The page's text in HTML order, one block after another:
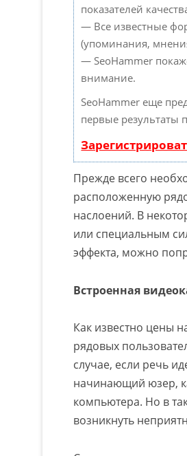
показателей
— Все известные
(упоминания,
— SeoHammer
внимание.
SeoHammer еще
первые результаты
Прежде всего
расположенную
наслоений. В
или специальным
эффекта, можно
Встроенная
Как известно цены
рядовых
случае, если речь
начинающий юзер,
компьютера. Но в
возникнуть